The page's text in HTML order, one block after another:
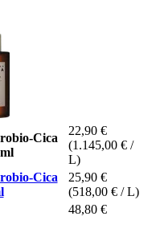
Cica
22,90 €
(1.145,00 € /
L)
Cica
25,90 €
(518,00 € / L)
48,80 €